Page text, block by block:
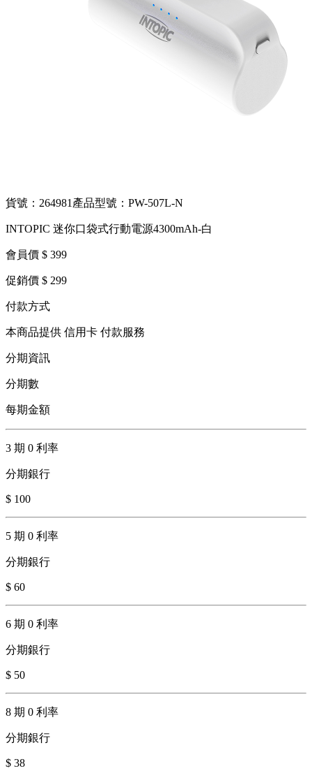
貨號：264981 產品型號：PW-507L-N
INTOPIC 迷你口袋式行動電源4300mAh-白
會員價 $ 399
促銷價 $ 299
付款方式
本商品提供 信用卡 付款服務
分期資訊
分期數
每期金額
3 期 0 利率
分期銀行
$ 100
5 期 0 利率
分期銀行
$ 60
6 期 0 利率
分期銀行
$ 50
8 期 0 利率
分期銀行
$ 38